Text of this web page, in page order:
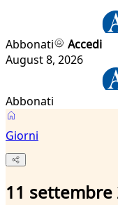
Abbonati
Accedi
August 8, 2026
Abbonati
Giorni
11